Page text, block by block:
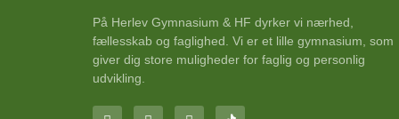
På Herlev Gymnasium & HF dyrker vi nærhed,
fællesskab og faglighed. Vi er et lille gymnasium, som
giver dig store muligheder for faglig og personlig
udvikling.